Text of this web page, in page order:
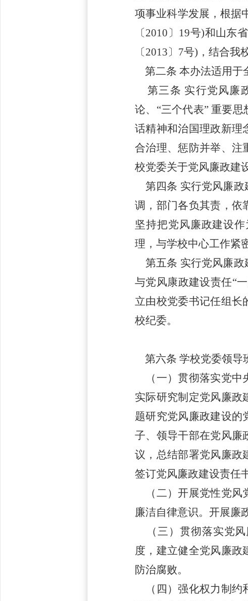
项事业科学发展，根据
〔2010 〕 19号)和山东
〔2013〕 7号)，结合我
第二条 本办法适用于
第三条 实行党风廉
论、 “三个代表” 重要
话精神和治国理政新理
合治理、惩防并举、注
校党委关于党风廉政建
第四条 实行党风廉
调，部门各负其责，依
坚持把党风廉政建设
理，与学校中心工作紧
第五条 实行党风廉
与党风康政建设责任“
立由校党委书记任组长
校纪委。
第六条 学校党委领导
（一）贯彻落实党中
实际研究制定党风廉政
题研究党风廉政建设的
子、领导干部在党风廉
议，总结部署党风廉政
签订党风廉政建设责任
（二）开展党性党风
廉洁自律意识。开展廉
（三）贯彻落实党风
度，建立健全党风廉政
防治腐败。
（四）强化权力制约